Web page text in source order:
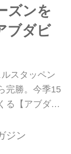
ズンを
ブダビ
スタッペン
完勝。今季15
る【アブダビ
がヤス・マ
催され、レッ
ジン